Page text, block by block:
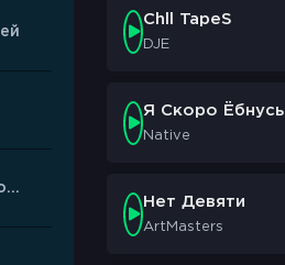
Chll TapeS
DJE
Я Скоро Ёбнусь
Native
Нет Девяти
ArtMasters
Песни про день рождения